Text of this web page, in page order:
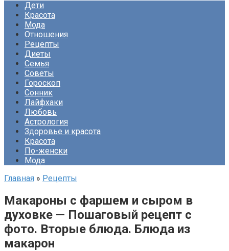
Дети
Красота
Мода
Отношения
Рецепты
Диеты
Семья
Советы
Гороскоп
Сонник
Лайфхаки
Любовь
Астрология
Здоровье и красота
Красота
По-женски
Мода
Главная » Рецепты
Макароны с фаршем и сыром в
духовке — Пошаговый рецепт с
фото. Вторые блюда. Блюда из
макарон